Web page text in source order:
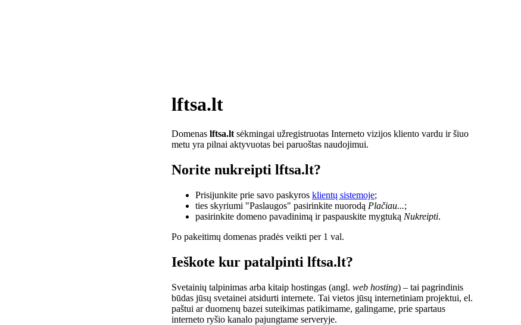
lftsa.lt
Domenas lftsa.lt sėkmingai užregistruotas Interneto vizijos kliento vardu ir šiuo
metu yra pilnai aktyvuotas bei paruoštas naudojimui.
Norite nukreipti lftsa.lt?
Prisijunkite prie savo paskyros klientų sistemoje;
ties skyriumi "Paslaugos" pasirinkite nuorodą Plačiau...;
pasirinkite domeno pavadinimą ir paspauskite mygtuką Nukreipti.
Po pakeitimų domenas pradės veikti per 1 val.
Ieškote kur patalpinti lftsa.lt?
Svetainių talpinimas arba kitaip hostingas (angl. web hosting) – tai pagrindinis
būdas jūsų svetainei atsidurti internete. Tai vietos jūsų internetiniam projektui, el.
paštui ar duomenų bazei suteikimas patikimame, galingame, prie spartaus
interneto ryšio kanalo pajungtame serveryje.